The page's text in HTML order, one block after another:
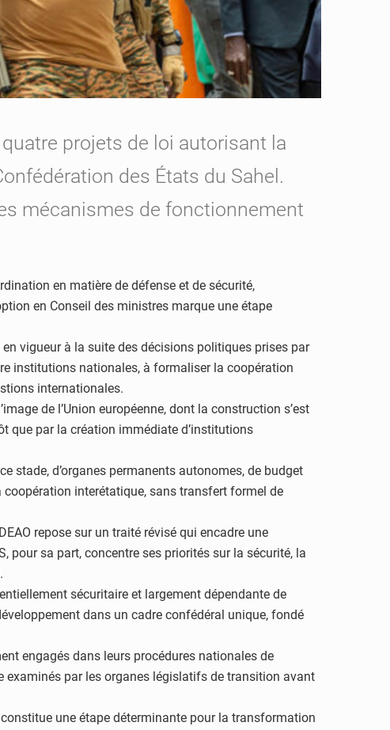
projets de loi autorisant la
des États du Sahel.
mécanismes de fonctionnement
en matière de défense et de sécurité,
en Conseil des ministres marque une étape
vigueur à la suite des décisions politiques prises par
institutions nationales, à formaliser la coopération
internationales.
de l’Union européenne, dont la construction s’est
que par la création immédiate d’institutions
stade, d’organes permanents autonomes, de budget
interétatique, sans transfert formel de
repose sur un traité révisé qui encadre une
pour sa part, concentre ses priorités sur la sécurité, la
sécuritaire et largement dépendante de
dans un cadre confédéral unique, fondé
engagés dans leurs procédures nationales de
examinés par les organes législatifs de transition avant
une étape déterminante pour la transformation